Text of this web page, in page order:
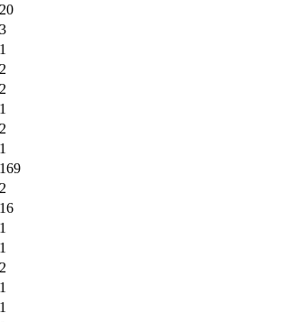
20
3
1
2
2
1
2
1
169
2
16
1
1
2
1
1